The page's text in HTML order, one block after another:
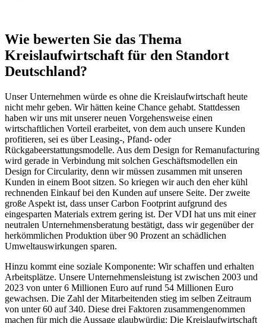
Wie bewerten Sie das Thema
Kreislaufwirtschaft für den Standort
Deutschland?
Unser Unternehmen würde es ohne die Kreislaufwirtschaft heute
nicht mehr geben. Wir hätten keine Chance gehabt. Stattdessen
haben wir uns mit unserer neuen Vorgehensweise einen
wirtschaftlichen Vorteil erarbeitet, von dem auch unsere Kunden
profitieren, sei es über Leasing-, Pfand- oder
Rückgabeerstattungsmodelle. Aus dem Design for Remanufacturing
wird gerade in Verbindung mit solchen Geschäftsmodellen ein
Design for Circularity, denn wir müssen zusammen mit unseren
Kunden in einem Boot sitzen. So kriegen wir auch den eher kühl
rechnenden Einkauf bei den Kunden auf unsere Seite. Der zweite
große Aspekt ist, dass unser Carbon Footprint aufgrund des
eingesparten Materials extrem gering ist. Der VDI hat uns mit einer
neutralen Unternehmensberatung bestätigt, dass wir gegenüber der
herkömmlichen Produktion über 90 Prozent an schädlichen
Umweltauswirkungen sparen.
Hinzu kommt eine soziale Komponente: Wir schaffen und erhalten
Arbeitsplätze. Unsere Unternehmensleistung ist zwischen 2003 und
2023 von unter 6 Millionen Euro auf rund 54 Millionen Euro
gewachsen. Die Zahl der Mitarbeitenden stieg im selben Zeitraum
von unter 60 auf 340. Diese drei Faktoren zusammengenommen
machen für mich die Aussage glaubwürdig: Die Kreislaufwirtschaft